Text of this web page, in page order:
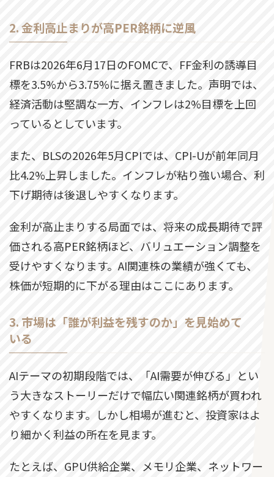
2. 金利高止まりが高PER銘柄に逆風
FRBは2026年6月17日のFOMCで、FF金利の誘導目
標を3.5%から3.75%に据え置きました。声明では、
経済活動は堅調な一方、インフレは2%目標を上回
っているとしています。
また、BLSの2026年5月CPIでは、CPI-Uが前年同月
比4.2%上昇しました。インフレが粘り強い場合、利
下げ期待は後退しやすくなります。
金利が高止まりする局面では、将来の成長期待で評
価される高PER銘柄ほど、バリュエーション調整を
受けやすくなります。AI関連株の業績が強くても、
株価が短期的に下がる理由はここにあります。
3. 市場は「誰が利益を残すのか」を見始めて
いる
AIテーマの初期段階では、「AI需要が伸びる」とい
う大きなストーリーだけで幅広い関連銘柄が買われ
やすくなります。しかし相場が進むと、投資家はよ
り細かく利益の所在を見ます。
たとえば、GPU供給企業、メモリ企業、ネットワー